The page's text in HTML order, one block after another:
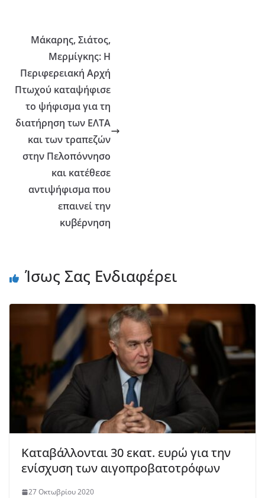
Μάκαρης, Σιάτος,
Μερμίγκης: Η
Περιφερειακή Αρχή
Πτωχού καταψήφισε
το ψήφισμα για τη
διατήρηση των ΕΛΤΑ
και των τραπεζών
στην Πελοπόννησο
και κατέθεσε
αντιψήφισμα που
επαινεί την
κυβέρνηση
Ίσως Σας Ενδιαφέρει
Καταβάλλονται 30 εκατ. ευρώ για την
ενίσχυση των αιγοπροβατοτρόφων
27 Οκτωβρίου 2020